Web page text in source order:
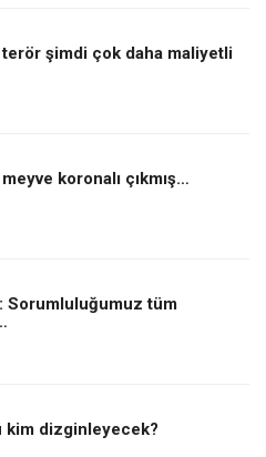
terör şimdi çok daha maliyetli
koronalı çıkmış…
Sorumluluğumuz tüm
kim dizginleyecek?